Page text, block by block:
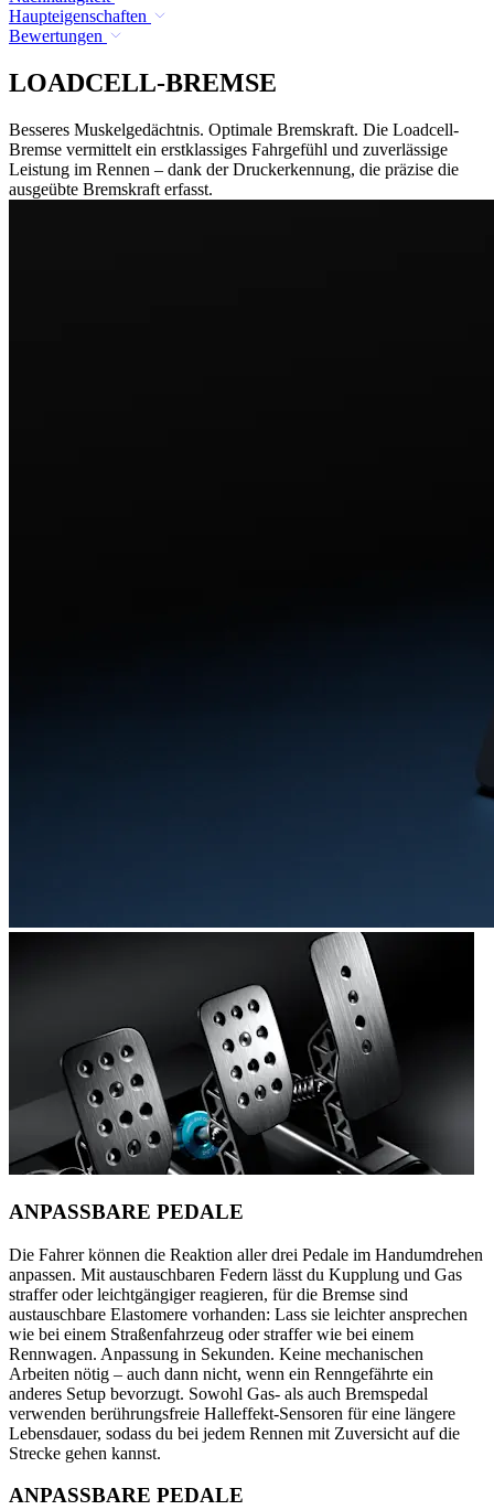
Haupteigenschaften
Bewertungen
LOADCELL-BREMSE
Besseres Muskelgedächtnis. Optimale Bremskraft. Die Loadcell-
Bremse vermittelt ein erstklassiges Fahrgefühl und zuverlässige
Leistung im Rennen – dank der Druckerkennung, die präzise die
ausgeübte Bremskraft erfasst.
ANPASSBARE PEDALE
Die Fahrer können die Reaktion aller drei Pedale im Handumdrehen
anpassen. Mit austauschbaren Federn lässt du Kupplung und Gas
straffer oder leichtgängiger reagieren, für die Bremse sind
austauschbare Elastomere vorhanden: Lass sie leichter ansprechen
wie bei einem Straßenfahrzeug oder straffer wie bei einem
Rennwagen. Anpassung in Sekunden. Keine mechanischen
Arbeiten nötig – auch dann nicht, wenn ein Renngefährte ein
anderes Setup bevorzugt. Sowohl Gas- als auch Bremspedal
verwenden berührungsfreie Halleffekt-Sensoren für eine längere
Lebensdauer, sodass du bei jedem Rennen mit Zuversicht auf die
Strecke gehen kannst.
ANPASSBARE PEDALE